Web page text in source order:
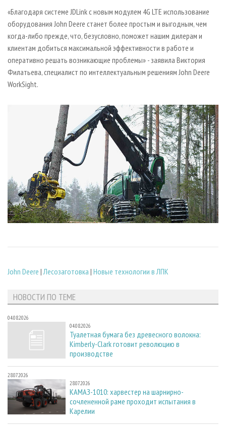
«Благодаря системе JDLink с новым модулем 4G LTE использование
оборудования John Deere станет более простым и выгодным, чем
когда-либо прежде, что, безусловно, поможет нашим дилерам и
клиентам добиться максимальной эффективности в работе и
оперативно решать возникающие проблемы» - заявила Виктория
Филатьева, специалист по интеллектуальным решениям John Deere
WorkSight.
John Deere |Лесозаготовка | Новые технологии в ЛПК
НОВОСТИ ПО ТЕМЕ
04.08.2026
04.08.2026
Туалетная бумага без древесного волокна:
Kimberly-Clark готовит революцию в
производстве
28.07.2026
28.07.2026
КАМАЗ-1010: харвестер на шарнирно-
сочлененной раме проходит испытания в
Карелии